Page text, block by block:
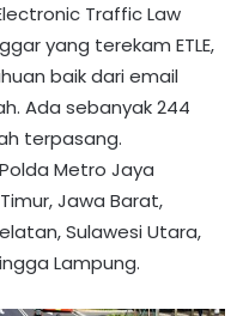
Traffic Law
yang terekam ETLE,
baik dari email
Ada sebanyak 244
terpasang.
Metro Jaya
Jawa Barat,
Sulawesi Utara,
Lampung.